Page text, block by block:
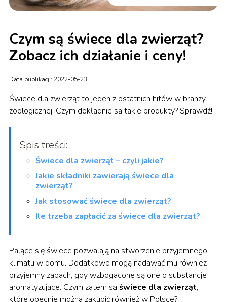
Czym są świece dla zwierząt?
Zobacz ich działanie i ceny!
Data publikacji: 2022-05-23
Świece dla zwierząt to jeden z ostatnich hitów w branży
zoologicznej. Czym dokładnie są takie produkty? Sprawdź!
Spis treści:
Świece dla zwierząt – czyli jakie?
Jakie składniki zawierają świece dla
zwierząt?
Jak stosować świece dla zwierząt?
Ile trzeba zapłacić za świece dla zwierząt?
Palące się świece pozwalają na stworzenie przyjemnego
klimatu w domu. Dodatkowo mogą nadawać mu również
przyjemny zapach, gdy wzbogacone są one o substancje
aromatyzujące. Czym zatem sąświece dla zwierząt,
które obecnie można zakupić również w Polsce?